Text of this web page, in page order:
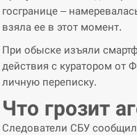
госгранице –
взяла ее в этот момент.
При обыске изъяли
действия с куратором от
личную переписку.
Что грозит
Следователи СБУ